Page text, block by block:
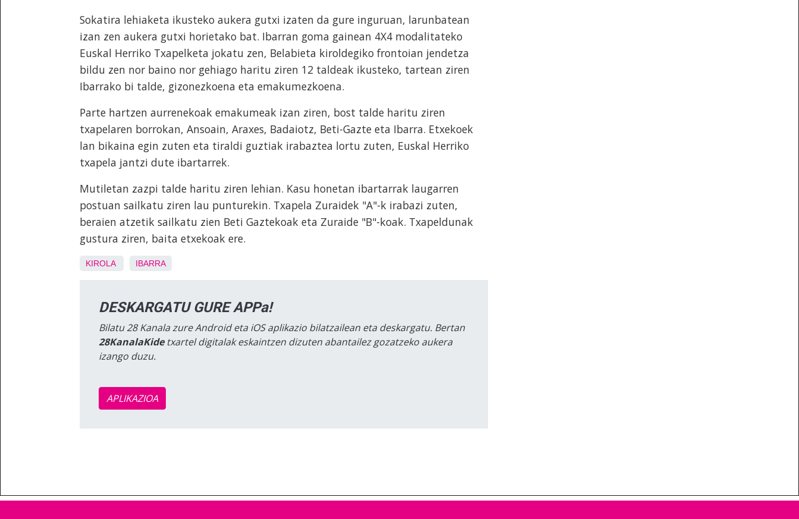
Sokatira lehiaketa ikusteko aukera gutxi izaten da gure inguruan, larunbatean
izan zen aukera gutxi horietako bat. Ibarran goma gainean 4X4 modalitateko
Euskal Herriko Txapelketa jokatu zen, Belabieta kiroldegiko frontoian jendetza
bildu zen nor baino nor gehiago haritu ziren 12 taldeak ikusteko, tartean ziren
Ibarrako bi talde, gizonezkoena eta emakumezkoena.
Parte hartzen aurrenekoak emakumeak izan ziren, bost talde haritu ziren
txapelaren borrokan, Ansoain, Araxes, Badaiotz, Beti-Gazte eta Ibarra. Etxekoek
lan bikaina egin zuten eta tiraldi guztiak irabaztea lortu zuten, Euskal Herriko
txapela jantzi dute ibartarrek.
Mutiletan zazpi talde haritu ziren lehian. Kasu honetan ibartarrak laugarren
postuan sailkatu ziren lau punturekin. Txapela Zuraidek "A"-k irabazi zuten,
beraien atzetik sailkatu zien Beti Gaztekoak eta Zuraide "B"-koak. Txapeldunak
gustura ziren, baita etxekoak ere.
KIROLA IBARRA
DESKARGATU GURE APPa!
Bilatu 28 Kanala zure Android eta iOS aplikazio bilatzailean eta deskargatu. Bertan
28KanalaKidetxartel digitalak eskaintzen dizuten abantailez gozatzeko aukera
izango duzu.
APLIKAZIOA